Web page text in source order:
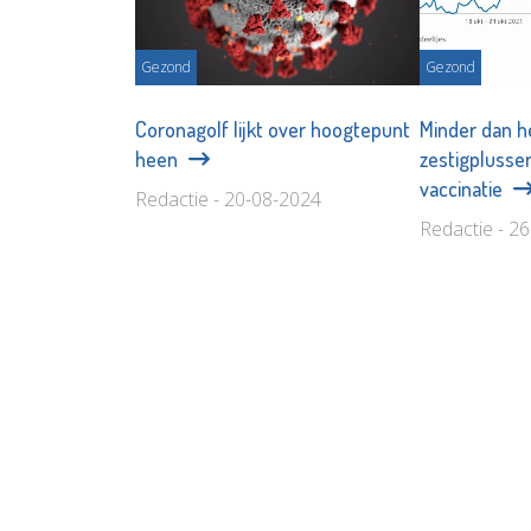
Gezond
Coronagolf lijkt over hoogtepunt
heen
Redactie - 20-08-2024
Gezond
Minder dan
vaccinatie
Redactie -